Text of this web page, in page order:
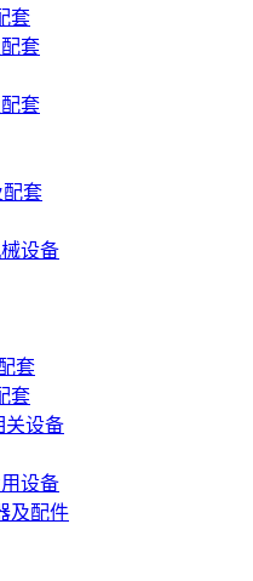
套
套
套
配套
设备
套
套
关设备
设备
及配件